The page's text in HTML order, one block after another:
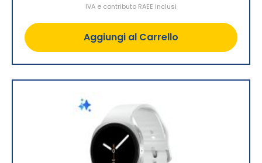
IVA e contributo RAEE inclusi
Aggiungi al Carrello